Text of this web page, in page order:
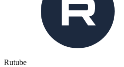
Rutube